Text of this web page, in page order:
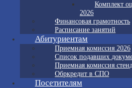
Комплект
2026
Финансовая грамотность
Расписание занятий
Абитуриентам
Приемная комиссия 2026
Список подавших
Приемная комиссия
Обркредит в СПО
Посетителям